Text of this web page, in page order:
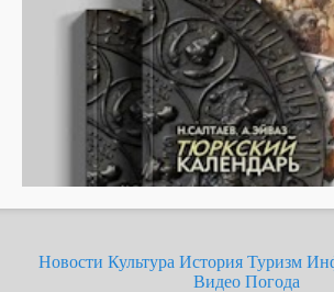
Новости Культура История Туризм
Видео Погода